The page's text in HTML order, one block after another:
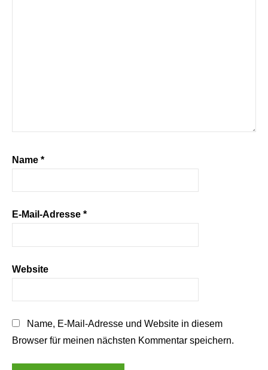
Name *
E-Mail-Adresse *
Website
Name, E-Mail-Adresse und Website in diesem
Browser für meinen nächsten Kommentar speichern.